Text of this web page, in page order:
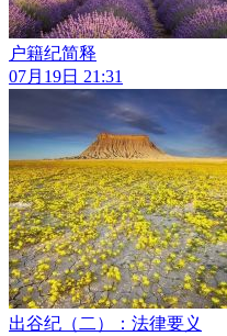
户籍纪简释
07月19日 21:31
出谷纪（二）：法律要义